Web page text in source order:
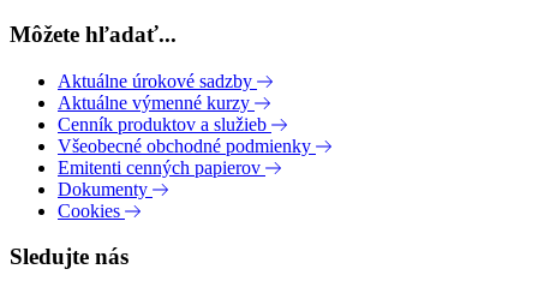
Môžete hľadať...
Aktuálne úrokové sadzby
Aktuálne výmenné kurzy
Cenník produktov a služieb
Všeobecné obchodné podmienky
Emitenti cenných papierov
Dokumenty
Cookies
Sledujte nás